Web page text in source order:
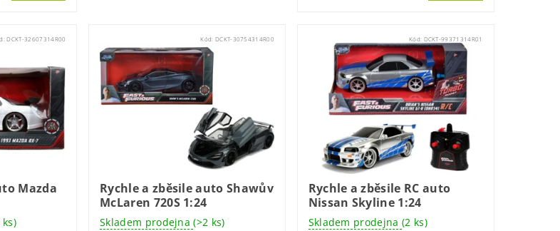
DCKT-32607314R00
Mazda
ks)
Kód: DCKT-30754314R00
Rychle a zběsile auto Shawův
McLaren 720S 1:24
Skladem prodejna(>2 ks)
Kód: DCKT-99371314R01
Rychle a zběsile RC auto
Nissan Skyline 1:24
Skladem prodejna (2 ks)